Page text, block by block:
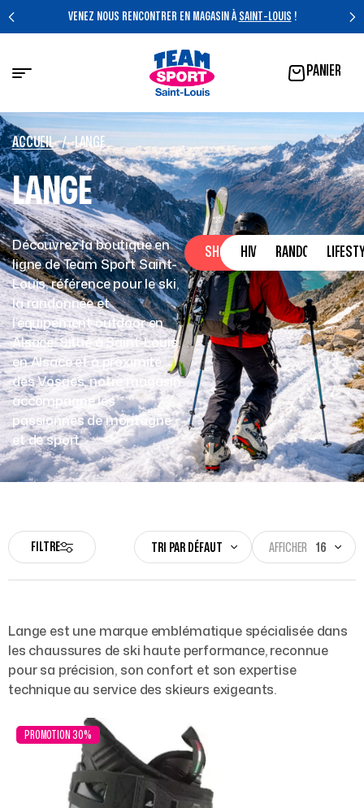
VENEZ NOUS RENCONTRER EN MAGASIN À SAINT-LOUIS !
PANIER
LANGE
ACCUEIL / LANGE
Découvrez la boutique en
ligne de Team Sport Saint-
Louis, référence pour le ski,
la randonnée et
l’équipement outdoor en
Alsace. Situé à Saint-Louis,
en Alsace et à proximité
des Vosges, notre magasin
accompagne les
passionnés de montagne
et de sport.
SHOP HIVER RANDONNÉE
FILTRE TRI PAR DÉFAUT AFFICHER 16
Lange est une marque emblématique spécialisée dans
les chaussures de ski haute performance, reconnue
pour sa précision, son confort et son expertise
technique au service des skieurs exigeants.
PROMOTION 30%